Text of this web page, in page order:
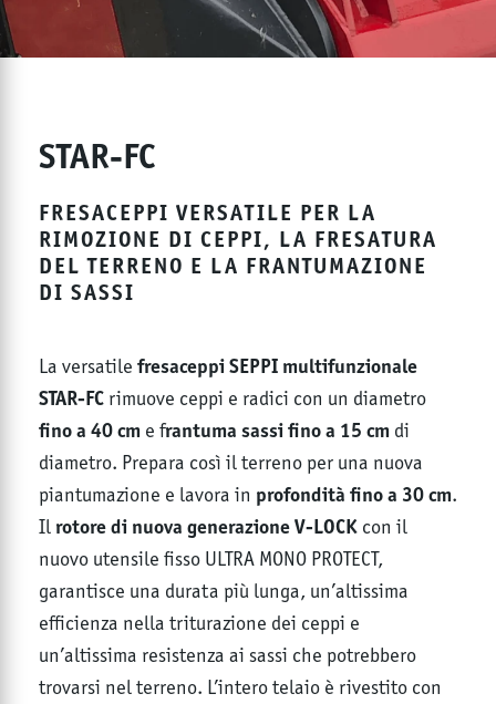
STAR-FC
FRESACEPPI VERSATILE PER LA
RIMOZIONE DI CEPPI, LA FRESATURA
DEL TERRENO E LA FRANTUMAZIONE
DI SASSI
La versatile fresaceppi SEPPI multifunzionale
STAR-FC rimuove ceppi e radici con un diametro
fino a 40 cm e frantuma sassi fino a 15 cm di
diametro. Prepara così il terreno per una nuova
piantumazione e lavora in profondità fino a 30 cm.
Il rotore di nuova generazione V-LOCK con il
nuovo utensile fisso ULTRA MONO PROTECT,
garantisce una durata più lunga, un’altissima
efficienza nella triturazione dei ceppi e
un’altissima resistenza ai sassi che potrebbero
trovarsi nel terreno. L’intero telaio è rivestito con